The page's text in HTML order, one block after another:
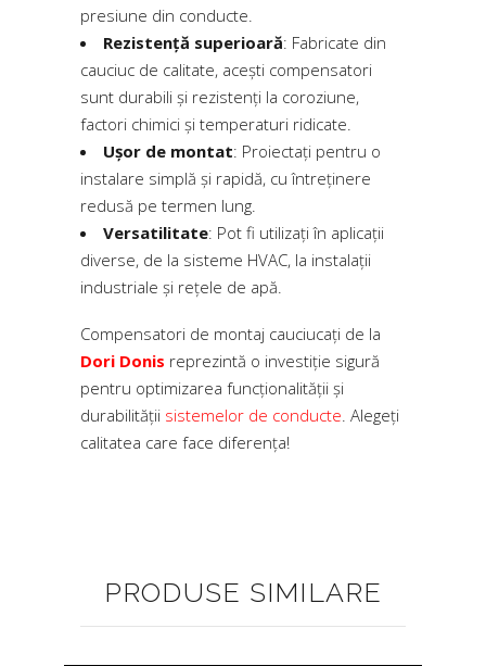
presiune din conducte.
Rezistență superioară: Fabricate din
cauciuc de calitate, acești compensatori
sunt durabili și rezistenți la coroziune,
factori chimici și temperaturi ridicate.
Ușor de montat: Proiectați pentru o
instalare simplă și rapidă, cu întreținere
redusă pe termen lung.
Versatilitate: Pot fi utilizați în aplicații
diverse, de la sisteme HVAC, la instalații
industriale și rețele de apă.
Compensatori de montaj cauciucați de la
Dori Donis reprezintă o investiție sigură
pentru optimizarea funcționalității și
durabilității sistemelor de conducte. Alegeți
calitatea care face diferența!
PRODUSE SIMILARE